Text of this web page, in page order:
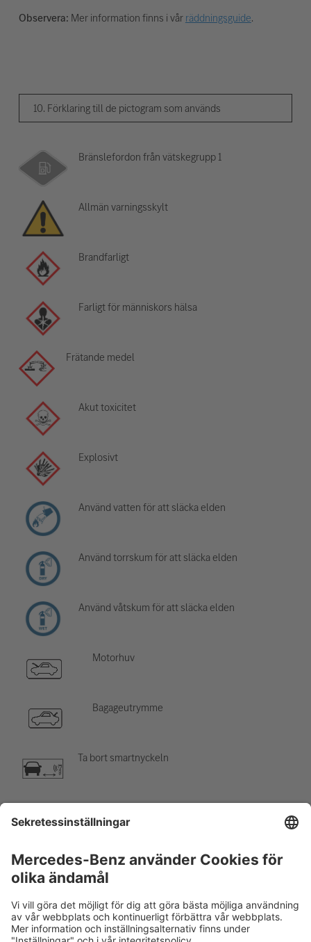
Observera: Mer information finns i vårräddningsguide.
10. Förklaring till de pictogram som används
Bränslefordon från vätskegrupp 1
Allmän varningsskylt
Brandfarligt
Farligt för människors hälsa
Frätande medel
Akut toxicitet
Explosivt
Använd vatten för att släcka elden
Använd torrskum för att släcka elden
Använd våtskum för att släcka elden
Motorhuv
Bagageutrymme
Ta bort smartnyckeln
Luftkonditioneringskomponent
Varning, låg temperatur